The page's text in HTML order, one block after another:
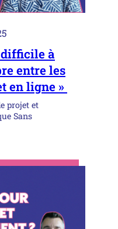
à
entre les
en ligne »
projet et
Sans